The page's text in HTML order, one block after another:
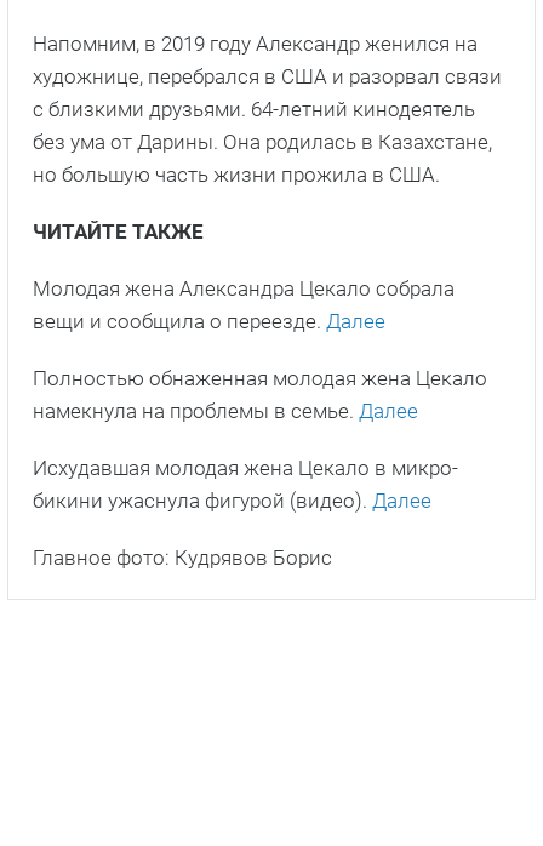
Напомним, в 2019 году Александр женился на
художнице, перебрался в США и разорвал связи
с близкими друзьями. 64-летний кинодеятель
без ума от Дарины. Она родилась в Казахстане,
но большую часть жизни прожила в США.
ЧИТАЙТЕ ТАКЖЕ
Молодая жена Александра Цекало собрала
вещи и сообщила о переезде. Далее
Полностью обнаженная молодая жена Цекало
намекнула на проблемы в семье. Далее
Исхудавшая молодая жена Цекало в микро-
бикини ужаснула фигурой (видео). Далее
Главное фото: Кудрявов Борис